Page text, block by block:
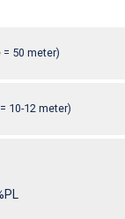
50 meter)
10-12 meter)